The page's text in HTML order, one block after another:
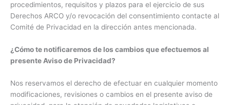
procedimientos, requisitos y plazos para el ejercicio de sus
Derechos ARCO y/o revocación del consentimiento contacte al
Comité de Privacidad en la dirección antes mencionada.
¿Cómo te notificaremos de los cambios que efectuemos al
presente Aviso de Privacidad?
Nos reservamos el derecho de efectuar en cualquier momento
modificaciones, revisiones o cambios en el presente aviso de